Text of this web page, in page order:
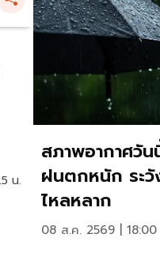
น.
สภาพอากาศวั
ฝนตกหนัก ระวั
ไหลหลาก
08 ส.ค. 2569 |